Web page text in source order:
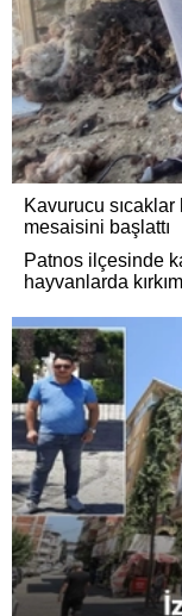
Kavurucu sıcaklar
mesaisini başlattı
Patnos ilçesinde
hayvanlarda